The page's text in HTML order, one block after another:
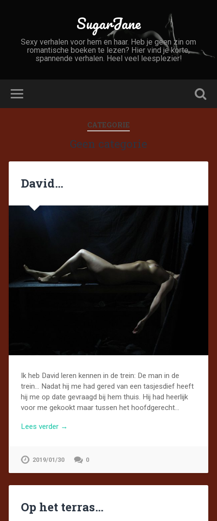
SugarJane
Sexy verhalen voor hem en haar. Heb je geen zin om
romantische boeken te lezen? Hier vind je korte,
spannende verhalen. Heel veel leesplezier!
CATEGORIE
Geen categorie
David…
Ik heb David leren kennen in de trein: De man in de
trein… Nadat hij me had gered van een tasjesdief heeft
hij me op date gevraagd bij hem thuis. Hij had heerlijk
voor me gekookt maar tussen het hoofdgerecht…
Lees verder →
2019/01/30 0
Op het terras…